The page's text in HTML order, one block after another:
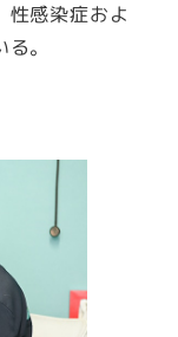
性感染症およ
。